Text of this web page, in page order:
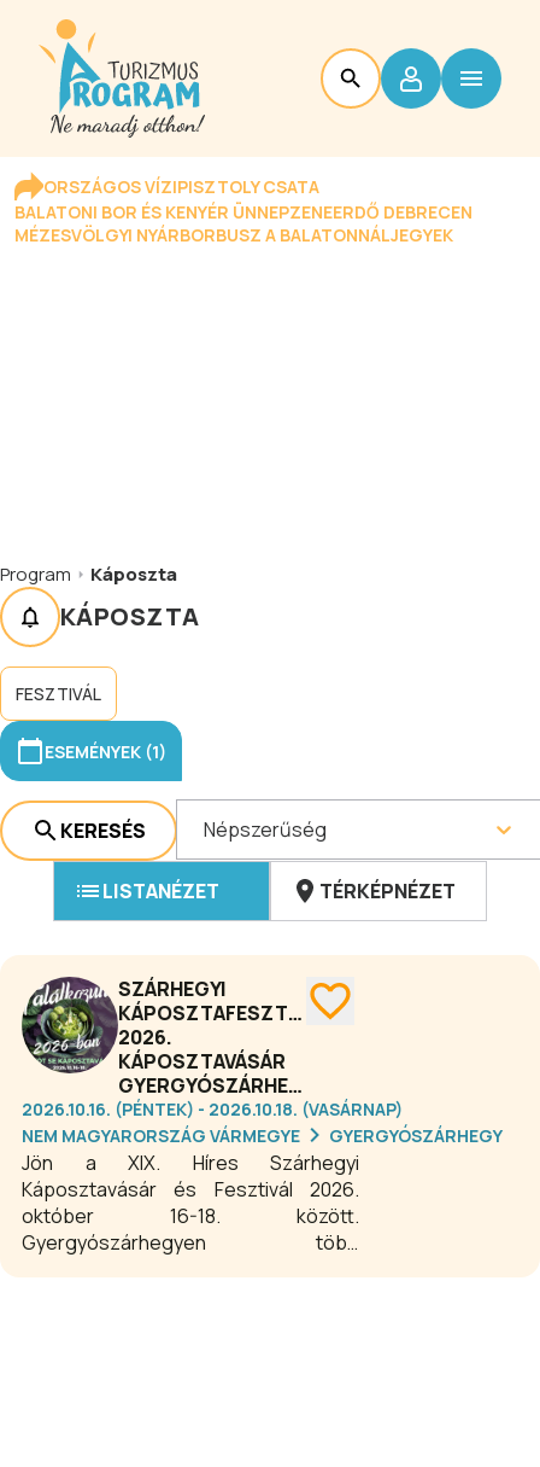
ORSZÁGOS VÍZIPISZTOLY CSATA
BALATONI BOR ÉS KENYÉR ÜNNEPZENEERDŐ DEBRECEN
MÉZESVÖLGYI NYÁRBORBUSZ A BALATONNÁLJEGYEK
Program Káposzta
KÁPOSZTA
FESZTIVÁL
ESEMÉNYEK (1)
KERESÉS Népszerűség
LISTANÉZET TÉRKÉPNÉZET
SZÁRHEGYI
KÁPOSZTAFESZTIVÁL
2026.
KÁPOSZTAVÁSÁR
GYERGYÓSZÁRHEGY
2026.10.16. (PÉNTEK) - 2026.10.18. (VASÁRNAP)
NEM MAGYARORSZÁG VÁRMEGYE
GYERGYÓSZÁRHEGY
Jön a XIX. Híres Szárhegyi
Káposztavásár és Fesztivál 2026.
október 16-18. között.
Gyergyószárhegyen több